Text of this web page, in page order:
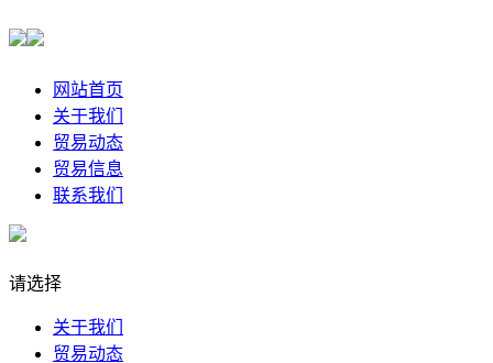
网站首页
关于我们
贸易动态
贸易信息
联系我们
请选择
关于我们
贸易动态